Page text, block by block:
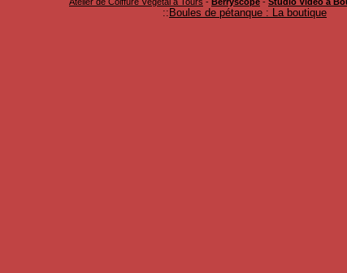
:: Boules de pétanque : La boutique